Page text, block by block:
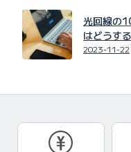
光回線の
はどうす
2023-11-22